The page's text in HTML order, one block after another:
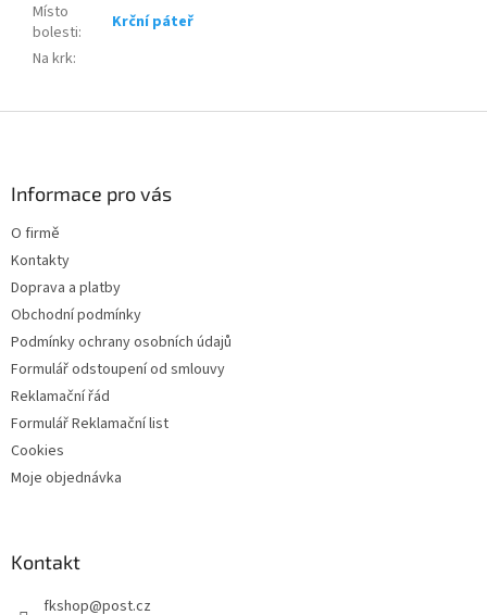
Místo
bolesti:
Krční páteř
Na krk:
Informace pro vás
O firmě
Kontakty
Doprava a platby
Obchodní podmínky
Podmínky ochrany osobních údajů
Formulář odstoupení od smlouvy
Reklamační řád
Formulář Reklamační list
Cookies
Moje objednávka
Kontakt
fkshop@post.cz